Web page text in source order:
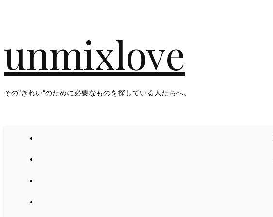
unmixlove
その”きれい“のために必要なものを探している人たちへ。